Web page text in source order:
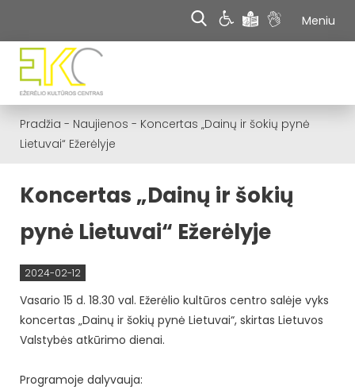
Meniu
Pradžia - Naujienos - Koncertas „Dainų ir šokių pynė
Lietuvai“ Ežerėlyje
Koncertas „Dainų ir šokių
pynė Lietuvai“ Ežerėlyje
2024-02-12
Vasario 15 d. 18.30 val. Ežerėlio kultūros centro salėje vyks
koncertas „Dainų ir šokių pynė Lietuvai“, skirtas Lietuvos
Valstybės atkūrimo dienai.
Programoje dalyvauja: